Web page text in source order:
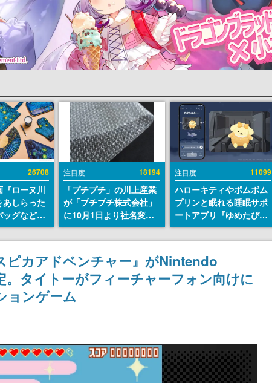
26708
『ローヌ川
しらった
グなどが
21時より2
約販売
注目度 18194
「プチプチ」の川上産業
が「プチプチ株式会社」
に10月1日より社名変更
へ。創業58年で初めての
変更で、“プチッ”と鳴る
おなじみの緩衝材が会社
の名前に
注目度 11099
ハローキティやポムポム
プリンと眠れる睡眠サポ
ートアプリ『ゆめたび』
が配信中。キャラごとの
ASMRや目覚ましアラー
ムも搭載
ピカアドベンチャー』がNintendo
タイトーがフィーチャーフォン向けに
ョンゲーム